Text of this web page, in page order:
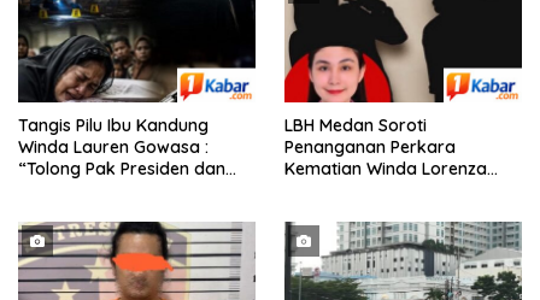
Tangis Pilu Ibu Kandung
Winda Lauren Gowasa :
“Tolong Pak Presiden dan
‎LBH Medan Soroti
Penanganan Perkara
Kematian Winda Lorenza
Transparan